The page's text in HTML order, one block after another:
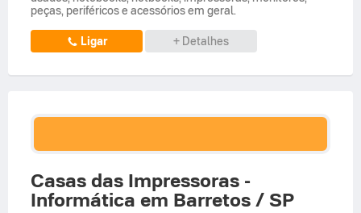
peças, periféricos e acessórios em geral.
Ligar + Detalhes
Casas das Impressoras -
Informática em Barretos / SP